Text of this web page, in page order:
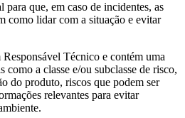
para que, em caso de incidentes, as
como lidar com a situação e evitar
Técnico e contém uma
como a classe e/ou subclasse de risco,
do produto, riscos que podem ser
relevantes para evitar